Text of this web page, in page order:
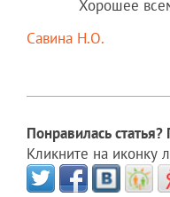
Хорошее
Савина Н.О.
Понравилась
Кликните на иконку